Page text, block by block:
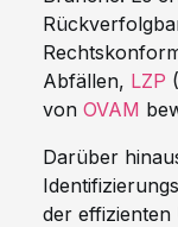
Abfällen, LZP
von OVAM
Darüber
der effizienten